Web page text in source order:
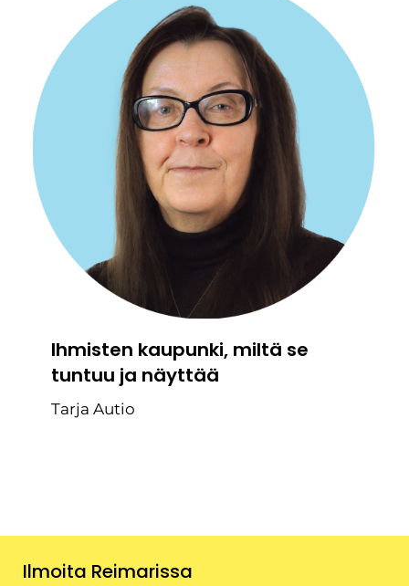
Ihmisten kaupunki, miltä se
tuntuu ja näyttää
Tarja Autio
Ilmoita Reimarissa